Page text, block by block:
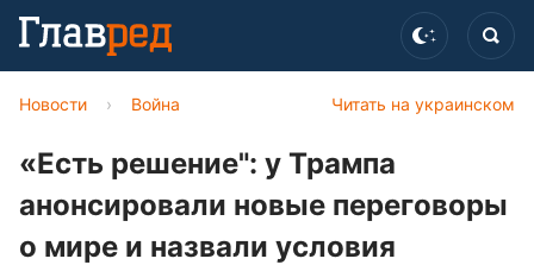
Читать на украинском
Новости › Война
«Есть решение": у Трампа
анонсировали новые переговоры
о мире и назвали условия